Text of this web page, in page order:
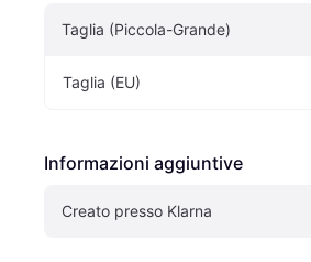
Taglia (Piccola-Grande)
Taglia (EU)
Informazioni aggiuntive
Creato presso Klarna